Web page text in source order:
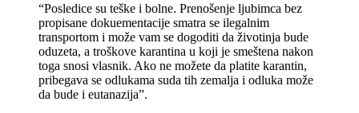
“Posledice su teške i bolne. Prenošenje ljubimca bez
propisane dokuementacije smatra se ilegalnim
transportom i može vam se dogoditi da životinja bude
oduzeta, a troškove karantina u koji je smeštena nakon
toga snosi vlasnik. Ako ne možete da platite karantin,
pribegava se odlukama suda tih zemalja i odluka može
da bude i eutanazija”.